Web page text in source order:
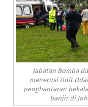
Jabatan Bomba
menerusi Unit
penghantaran
banjir di